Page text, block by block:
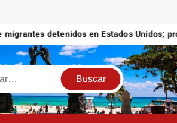
detenidos en Estados Unidos;